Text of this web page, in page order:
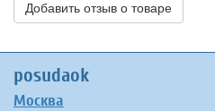
Добавить отзыв о товаре
posudaok
Москва